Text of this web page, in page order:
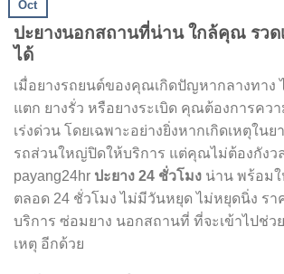
Oct
ปะยางนอกสถานที่น่าน ใกล้คุณ รวด
ได้
เมื่อยางรถยนต์ของคุณเกิดปัญหากลางทาง
แตก ยางรั่ว หรือยางระเบิด คุณต้องการคว
เร่งด่วน โดยเฉพาะอย่างยิ่งหากเกิดเหตุใน
รถส่วนใหญ่ปิดให้บริการ แต่คุณไม่ต้องกังว
payang24hr ปะยาง 24 ชั่วโมง น่าน พร้อม
ตลอด 24 ชั่วโมง ไม่มีวันหยุด ไม่หยุดนิ่ง รา
บริการ ซ่อมยาง นอกสถานที่ ที่จะเข้าไปช่ว
เหตุ อีกด้วย